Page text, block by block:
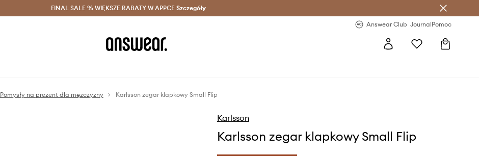
Oszczędzaj z Answear Club > Dostawa nawet w 24h >
FINAL SALE % WIĘKSZE RABATY W APPCE Szczegóły
Answear Club JournalPomoc
Pomysły na prezent dla mężczyzny Karlsson zegar klapkowy Small Flip
Karlsson
Karlsson zegar klapkowy Small Flip